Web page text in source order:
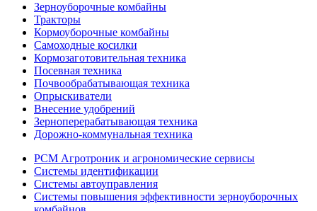
Зерноуборочные комбайны
Тракторы
Кормоуборочные комбайны
Самоходные косилки
Кормозаготовительная техника
Посевная техника
Почвообрабатывающая техника
Опрыскиватели
Внесение удобрений
Зерноперерабатывающая техника
Дорожно-коммунальная техника
РСМ Агротроник и агрономические сервисы
Системы идентификации
Системы автоуправления
Системы повышения эффективности зерноуборочных